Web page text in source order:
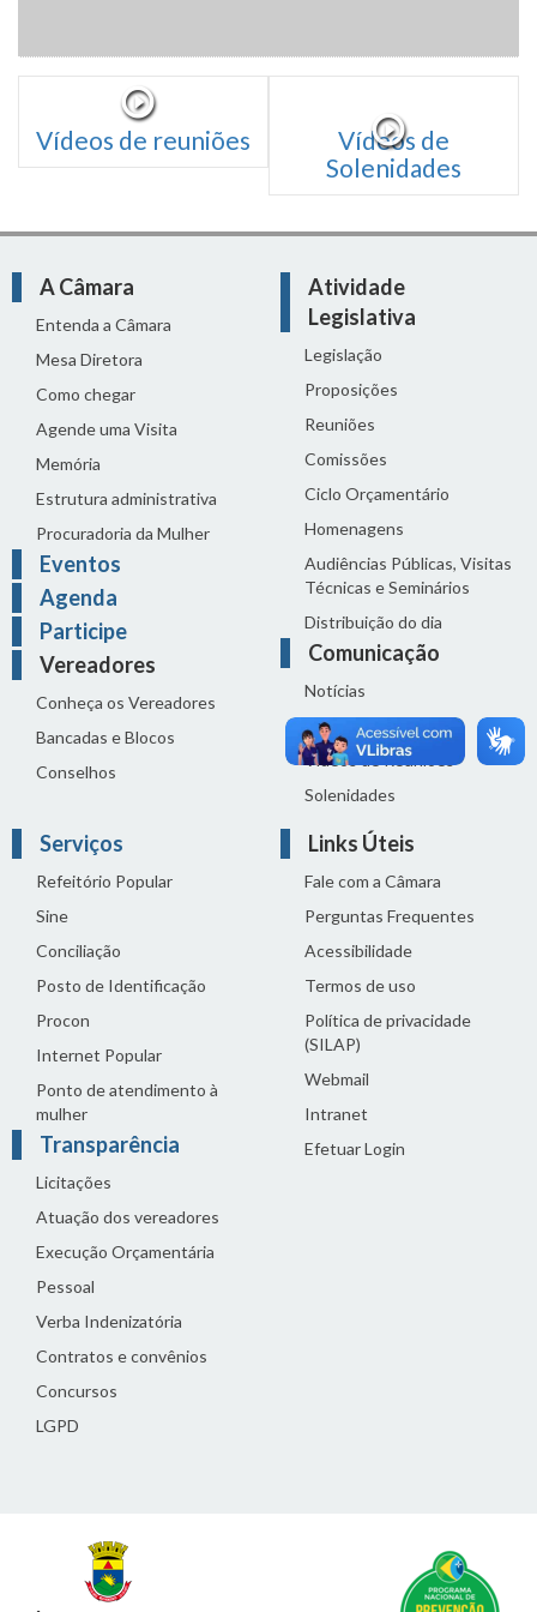
Vídeos de reuniões
Vídeos de
Solenidades
A Câmara
Entenda a Câmara
Mesa Diretora
Como chegar
Agende uma Visita
Memória
Estrutura administrativa
Procuradoria da Mulher
Eventos
Agenda
Participe
Vereadores
Conheça os Vereadores
Bancadas e Blocos
Conselhos
Atividade
Legislativa
Legislação
Proposições
Reuniões
Comissões
Ciclo Orçamentário
Homenagens
Audiências Públicas, Visitas
Técnicas e Seminários
Distribuição do dia
Comunicação
Notícias
Sala de Imprensa
Vídeos de Reuniões
Solenidades
Serviços
Refeitório Popular
Sine
Conciliação
Posto de Identificação
Procon
Internet Popular
Ponto de atendimento à
mulher
Transparência
Licitações
Atuação dos vereadores
Execução Orçamentária
Pessoal
Verba Indenizatória
Contratos e convênios
Concursos
LGPD
Links Úteis
Fale com a Câmara
Perguntas Frequentes
Acessibilidade
Termos de uso
Política de privacidade
(SILAP)
Webmail
Intranet
Efetuar Login